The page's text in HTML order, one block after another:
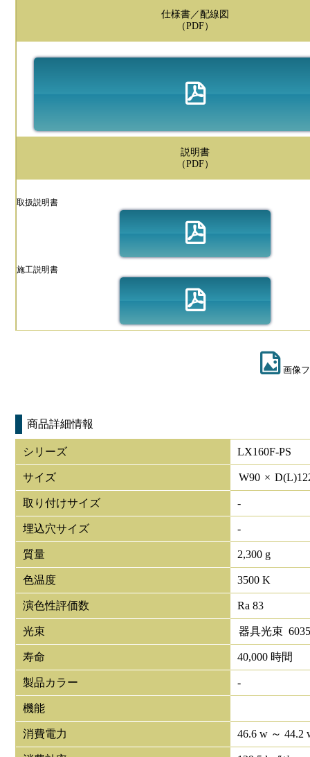
仕様書／配線図
（PDF）
説明書
（PDF）
取扱説明書
施工説明書
画像
商品詳細情報
シリーズ LX160F-PS
サイズ W90 × D(L)
取り付けサイズ -
埋込穴サイズ -
質量 2,300 g
色温度 3500 K
演色性評価数 Ra 83
光束 器具光束
寿命 40,000 時間
製品カラー -
機能
消費電力 46.6 w ～ 44.2